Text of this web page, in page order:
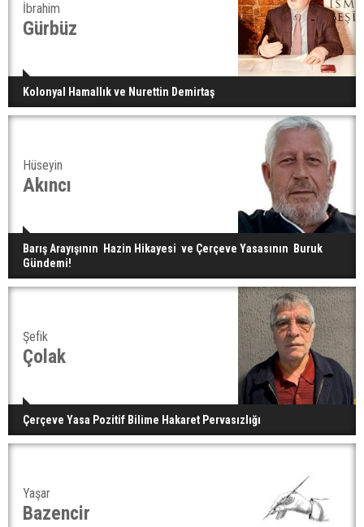
İbrahim
Gürbüz
Kolonyal Hamallık ve Nurettin Demirtaş
Hüseyin
Akıncı
Barış Arayışının Hazin Hikayesi ve Çerçeve Yasasının Buruk
Gündemi!
Şefik
Çolak
Çerçeve Yasa Pozitif Bilime Hakaret Pervasızlığı
Yaşar
Bazencir